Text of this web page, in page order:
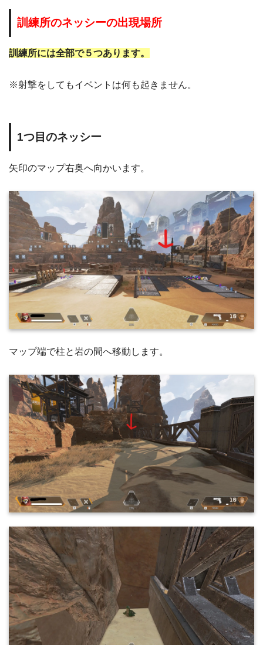
訓練所のネッシーの出現場所
訓練所には全部で５つあります。
※射撃をしてもイベントは何も起きません。
1つ目のネッシー
矢印のマップ右奥へ向かいます。
マップ端で柱と岩の間へ移動します。